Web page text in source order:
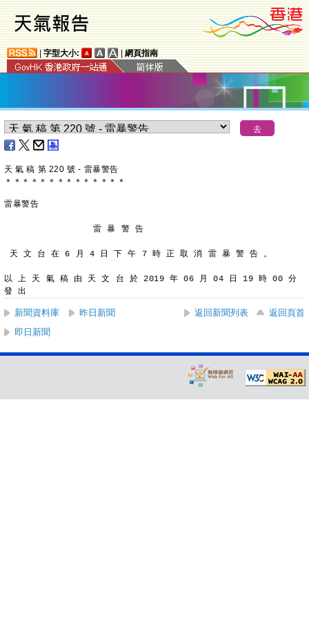
字型大小: 網頁指南
天 氣 稿 第 220 號 - 雷暴警告
＊ ＊ ＊ ＊ ＊ ＊ ＊ ＊ ＊ ＊ ＊ ＊ ＊ ＊
雷暴警告
                 雷 暴 警 告
天 文 台 在 6 月 4 日 下 午 7 時 正 取 消 雷 暴 警 告 。
以 上 天 氣 稿 由 天 文 台 於 2019 年 06 月 04 日 19 時 00 分
發 出
新聞資料庫 昨日新聞 返回新聞列表
返回頁首
即日新聞